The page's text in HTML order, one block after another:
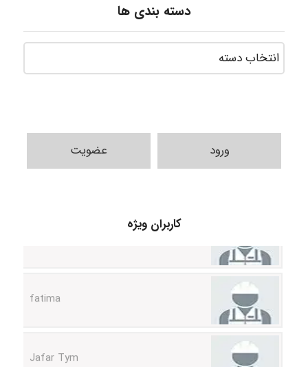
دسته بندی ها
ورود عضویت
کاربران ویژه